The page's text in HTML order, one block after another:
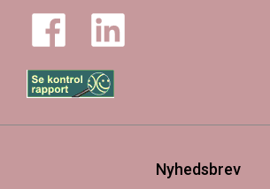
Nyhedsbrev